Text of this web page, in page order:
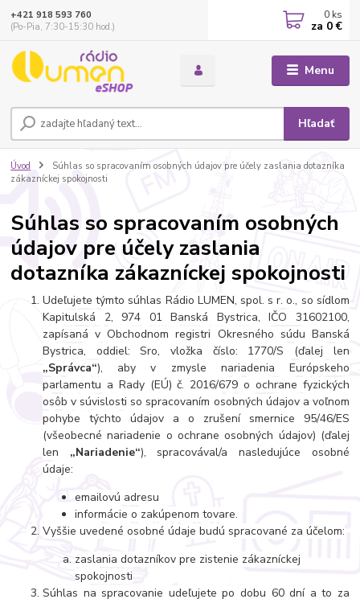
Menu
Hľadať
+421 918 593 760
(Po-Pia, 7:30-15:30 hod.)
0 ks
za 0 €
Úvod
Súhlas so spracovaním osobných údajov pre účely zaslania dotazníka
zákazníckej spokojnosti
Súhlas so spracovaním osobných
údajov pre účely zaslania
dotazníka zákazníckej spokojnosti
Udeľujete týmto súhlas Rádio LUMEN, spol. s r. o., so sídlom
Kapitulská 2, 974 01 Banská Bystrica, IČO 31602100,
zapísaná v Obchodnom registri Okresného súdu Banská
Bystrica, oddiel: Sro, vložka číslo: 1770/S (ďalej len
„Správca“), aby v zmysle nariadenia Európskeho
parlamentu a Rady (EÚ) č. 2016/679 o ochrane fyzických
osôb v súvislosti so spracovaním osobných údajov a voľnom
pohybe týchto údajov a o zrušení smernice 95/46/ES
(všeobecné nariadenie o ochrane osobných údajov) (ďalej
len „Nariadenie“), spracovával/a nasledujúce osobné
údaje:
emailovú adresu
informácie o zakúpenom tovare.
Vyššie uvedené osobné údaje budú spracované za účelom:
zaslania dotazníkov pre zistenie zákazníckej
spokojnosti
Súhlas na spracovanie udeľujete po dobu 60 dní a to za